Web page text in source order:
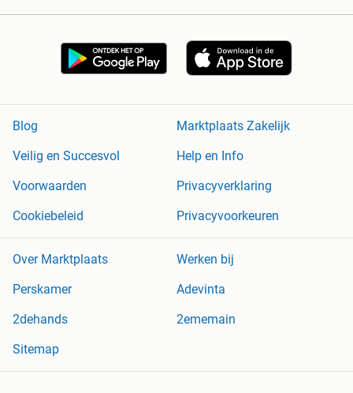
Blog
Marktplaats Zakelijk
Veilig en Succesvol
Help en Info
Voorwaarden
Privacyverklaring
Cookiebeleid
Privacyvoorkeuren
Over Marktplaats
Werken bij
Perskamer
Adevinta
2dehands
2ememain
Sitemap